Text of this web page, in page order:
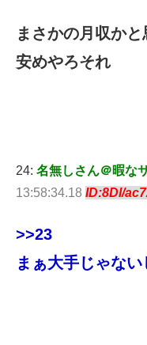
まさかの月収か
安めやろそれ
24: 名無しさん＠暇な
13:58:34.18 ID:8Dl/
>>23
まぁ大手じゃな